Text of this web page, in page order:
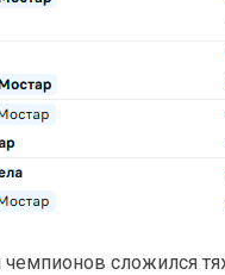
сложился